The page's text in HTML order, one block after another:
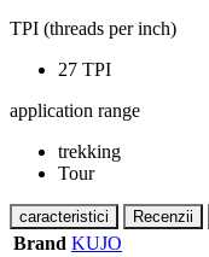
TPI (threads per inch)
27 TPI
application range
trekking
Tour
caracteristici Recenzii
Brand KUJO